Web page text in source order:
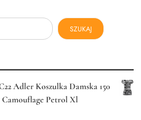
SZUKAJ
Adler Koszulka Damska 150
Camouflage Petrol Xl